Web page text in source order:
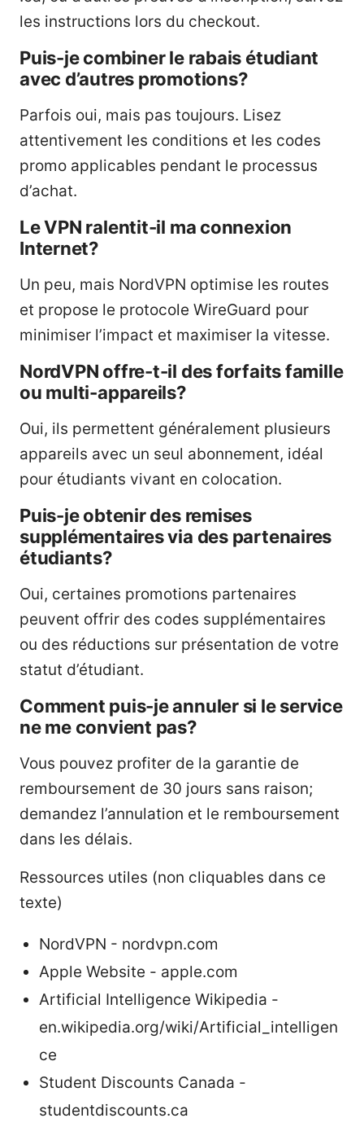
les instructions lors du checkout.
Puis-je combiner le rabais étudiant
avec d’autres promotions?
Parfois oui, mais pas toujours. Lisez
attentivement les conditions et les codes
promo applicables pendant le processus
d’achat.
Le VPN ralentit-il ma connexion
Internet?
Un peu, mais NordVPN optimise les routes
et propose le protocole WireGuard pour
minimiser l’impact et maximiser la vitesse.
NordVPN offre-t-il des forfaits famille
ou multi-appareils?
Oui, ils permettent généralement plusieurs
appareils avec un seul abonnement, idéal
pour étudiants vivant en colocation.
Puis-je obtenir des remises
supplémentaires via des partenaires
étudiants?
Oui, certaines promotions partenaires
peuvent offrir des codes supplémentaires
ou des réductions sur présentation de votre
statut d’étudiant.
Comment puis-je annuler si le service
ne me convient pas?
Vous pouvez profiter de la garantie de
remboursement de 30 jours sans raison;
demandez l’annulation et le remboursement
dans les délais.
Ressources utiles (non cliquables dans ce
texte)
NordVPN - nordvpn.com
Apple Website - apple.com
Artificial Intelligence Wikipedia -
en.wikipedia.org/wiki/Artificial_intelligen
ce
Student Discounts Canada -
studentdiscounts.ca